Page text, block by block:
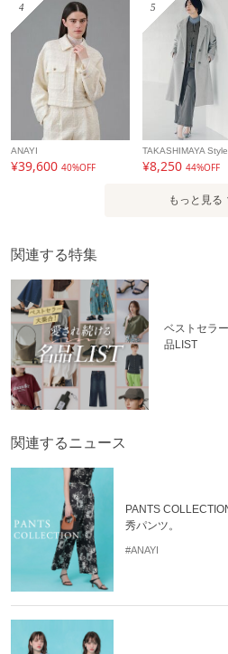
4
ANAYI
¥39,600 40%OFF
5
TAKASHIMAYA
¥8,25044%OFF
もっと見る
関連する特集
ベストセラ
品LIST
関連するニュース
PANTS
秀パンツ。
#ANAYI